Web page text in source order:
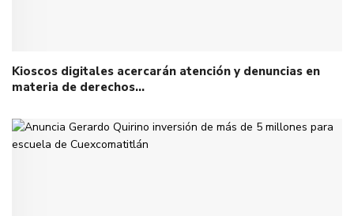
Kioscos digitales acercarán atención y denuncias en
materia de derechos…